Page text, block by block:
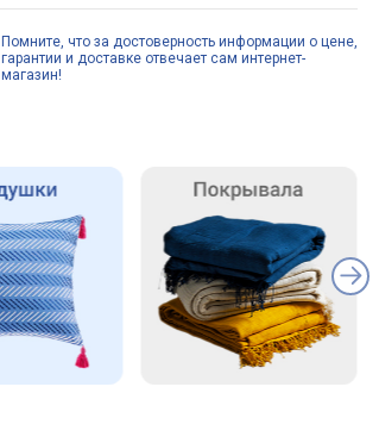
Помните, что за достоверность информации о цене,
гарантии и доставке отвечает сам интернет-
магазин!